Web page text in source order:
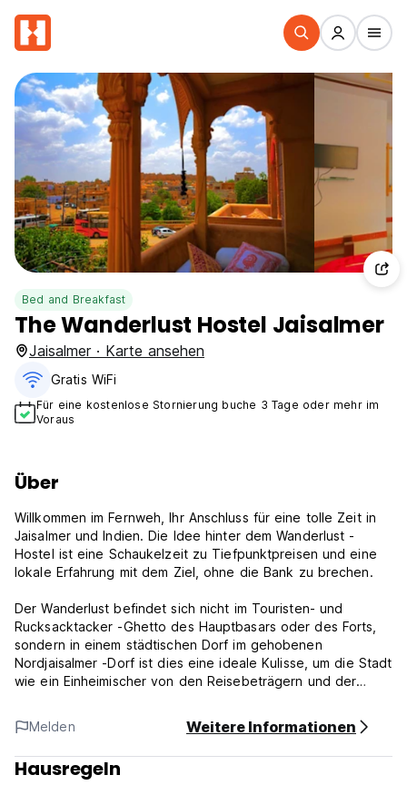
Bed and Breakfast
The Wanderlust Hostel Jaisalmer
Jaisalmer · Karte ansehen
Gratis WiFi
Für eine kostenlose Stornierung buche 3 Tage oder mehr im
Voraus
Über
Willkommen im Fernweh, Ihr Anschluss für eine tolle Zeit in
Jaisalmer und Indien. Die Idee hinter dem Wanderlust -
Hostel ist eine Schaukelzeit zu Tiefpunktpreisen und eine
lokale Erfahrung mit dem Ziel, ohne die Bank zu brechen.
Der Wanderlust befindet sich nicht im Touristen- und
Rucksacktacker -Ghetto des Hauptbasars oder des Forts,
sondern in einem städtischen Dorf im gehobenen
Nordjaisalmer -Dorf ist dies eine ideale Kulisse, um die Stadt
wie ein Einheimischer von den Reisebeträgern und der
Wir garantieren, wenn Sie bei uns bleiben, sind Ihre
Geschichten über Jaisalmer völlig anders und Sie werden
gerne zurückkommen.
Melden Weitere Informationen
Hausregeln